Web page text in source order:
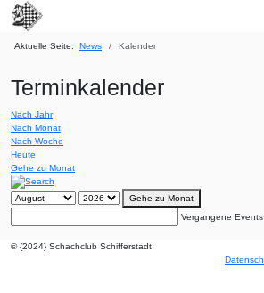
Aktuelle Seite: News Kalender
Terminkalender
Nach Jahr
Nach Monat
Nach Woche
Heute
Gehe zu Monat
Gehe zu Monat
Vergangene
© {2024} Schachclub Schifferstadt